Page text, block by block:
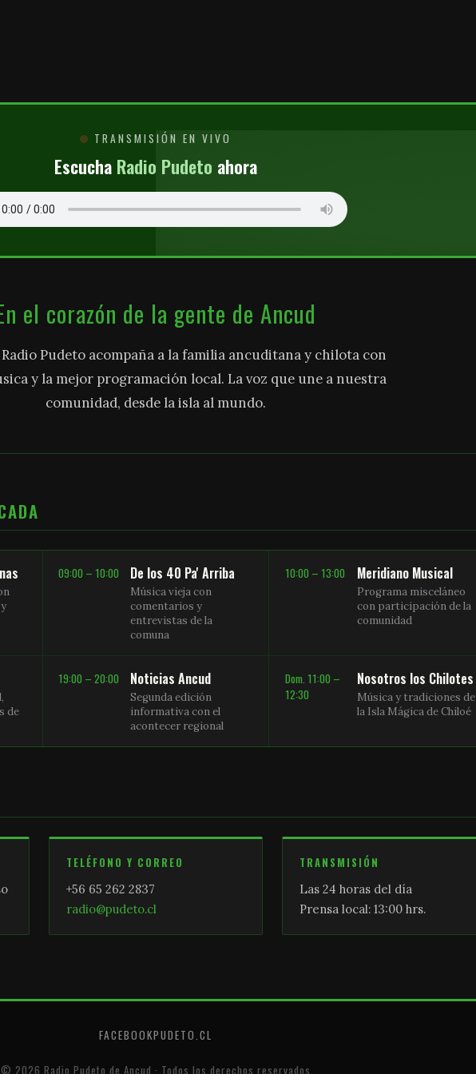
TRANSMISIÓN EN VIVO
Escucha Radio Pudeto ahora
el corazón de la gente de Ancud
Radio Pudeto acompaña a la familia ancuditana y chilota con
y la mejor programación local. La voz que une a nuestra
comunidad, desde la isla al mundo.
09:00 – 10:00 De los 40 Pa' Arriba
Música vieja con
comentarios y
entrevistas de la
comuna
10:00 – 13:00 Meridiano Musical
Programa misceláneo
con participación de la
comunidad
de
19:00 – 20:00 Noticias Ancud
Segunda edición
informativa con el
acontecer regional
Dom. 11:00 –
12:30
Nosotros los Chilotes
Música y tradiciones de
la Isla Mágica de Chiloé
TELÉFONO Y CORREO
+56 65 262 2837
radio@pudeto.cl
TRANSMISIÓN
Las 24 horas del día
Prensa local: 13:00 hrs.
FACEBOOKPUDETO.CL
© 2026 Radio Pudeto de Ancud · Todos los derechos reservados